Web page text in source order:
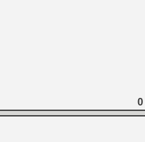
[GK] Déjà des
[Mo5] Brickboy cherche à
[GK] Minecraft et ses «
[GK] Beast of
[GK] Ubisoft : fin de partie
[GK] Mémoire cash -
[GK] Dan Houser (GTA)
[GK] Comment EA Sports
[GK] Crimson Moon : un
[GK] Isle of Reveries : le
[GK] Moonlighter 2 : The
[GK] Capcom relance
0